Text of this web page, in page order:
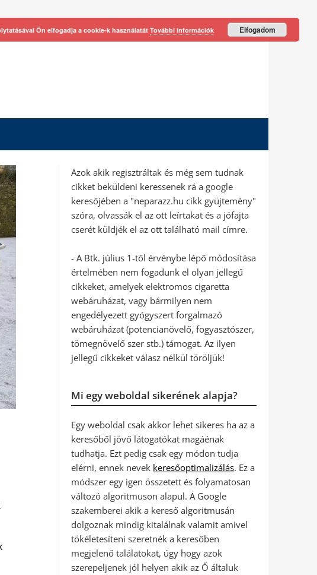
Azok akik regisztráltak és még sem tudnak
cikket beküldeni keressenek rá a google
keresőjében a "neparazz.hu cikk gyüjtemény"
szóra, olvassák el az ott leírtakat és a jófajta
cserét küldjék el az ott található mail címre.
- A Btk. július 1-től érvénybe lépő módosítása
értelmében nem fogadunk el olyan jellegű
cikkeket, amelyek elektromos cigaretta
webáruházat, vagy bármilyen nem
engedélyezett gyógyszert forgalmazó
webáruházat (potencianövelő, fogyasztószer,
tömegnövelő szer stb.) támogat. Az ilyen
jellegű cikkeket válasz nélkül töröljük!
Mi egy weboldal sikerének alapja?
Egy weboldal csak akkor lehet sikeres ha az a
keresőből jövő látogatókat magáénak
tudhatja. Ezt pedig csak egy módon tudja
elérni, ennek nevek keresőoptimalizálás. Ez a
módszer egy igen összetett és folyamatosan
változó algoritmuson alapul. A Google
szakemberei akik a kereső algoritmusán
dolgoznak mindig kitalálnak valamit amivel
tökéletesíteni szeretnék a keresőben
megjelenő találatokat, úgy hogy azok
szerepeljenek jól helyen akik az Ő általuk
Ön elfogadja a cookie-k használatátTovábbi információk Elfogadom